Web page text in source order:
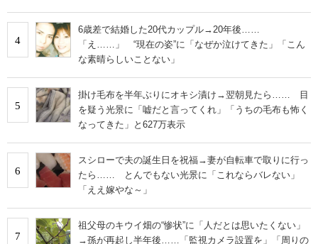
4
6歳差で結婚した20代カップル→20年後……
「え……」 “現在の姿”に「なぜか泣けてきた」「こん
な素晴らしいことない」
5
掛け毛布を半年ぶりにオキシ漬け→翌朝見たら…… 目
を疑う光景に「嘘だと言ってくれ」「うちの毛布も怖く
なってきた」と627万表示
6
スシローで夫の誕生日を祝福→妻が自転車で取りに行っ
たら…… とんでもない光景に「これならバレない」
「ええ嫁やな～」
7
祖父母のキウイ畑の“惨状”に「人だとは思いたくない」
→孫が再起し半年後……「監視カメラ設置を」「周りの